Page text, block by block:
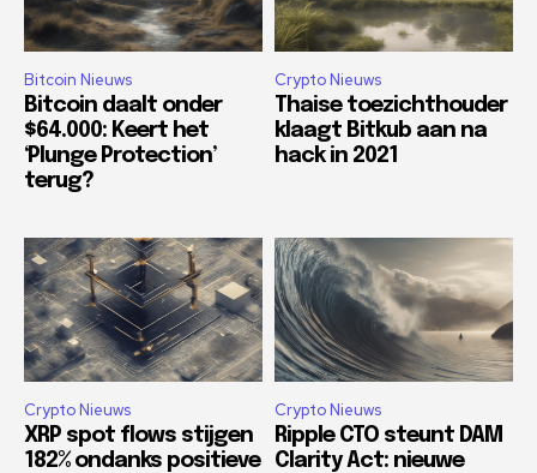
Bitcoin Nieuws
Bitcoin daalt onder
$64.000: Keert het
‘Plunge Protection’
terug?
Crypto Nieuws
Thaise toezichthouder
klaagt Bitkub aan na
hack in 2021
Crypto Nieuws
XRP spot flows stijgen
182% ondanks positieve
Crypto Nieuws
Ripple CTO steunt DAM
Clarity Act: nieuwe